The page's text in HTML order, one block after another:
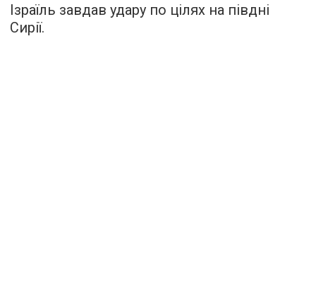
Ізраїль завдав удару по цілях на півдні
Сирії.